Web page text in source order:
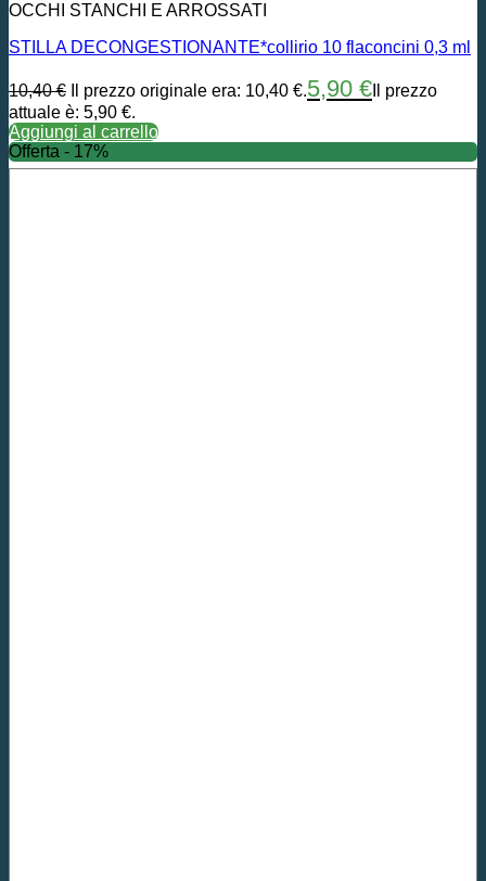
OCCHI STANCHI E ARROSSATI
STILLA DECONGESTIONANTE*collirio 10 flaconcini 0,3 ml
10,40€ Il prezzo originale era: 10,40 €.5,90 € Il prezzo
attuale è: 5,90 €.
Aggiungi al carrello
Offerta - 17%